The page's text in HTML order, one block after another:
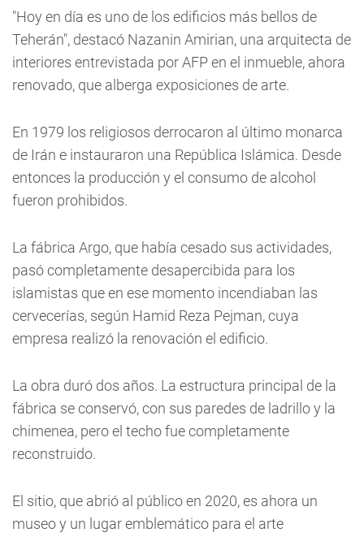
"Hoy en día es uno de los edificios más bellos de
Teherán", destacó Nazanin Amirian, una arquitecta de
interiores entrevistada por AFP en el inmueble, ahora
renovado, que alberga exposiciones de arte.
En 1979 los religiosos derrocaron al último monarca
de Irán e instauraron una República Islámica. Desde
entonces la producción y el consumo de alcohol
fueron prohibidos.
La fábrica Argo, que había cesado sus actividades,
pasó completamente desapercibida para los
islamistas que en ese momento incendiaban las
cervecerías, según Hamid Reza Pejman, cuya
empresa realizó la renovación el edificio.
La obra duró dos años. La estructura principal de la
fábrica se conservó, con sus paredes de ladrillo y la
chimenea, pero el techo fue completamente
reconstruido.
El sitio, que abrió al público en 2020, es ahora un
museo y un lugar emblemático para el arte